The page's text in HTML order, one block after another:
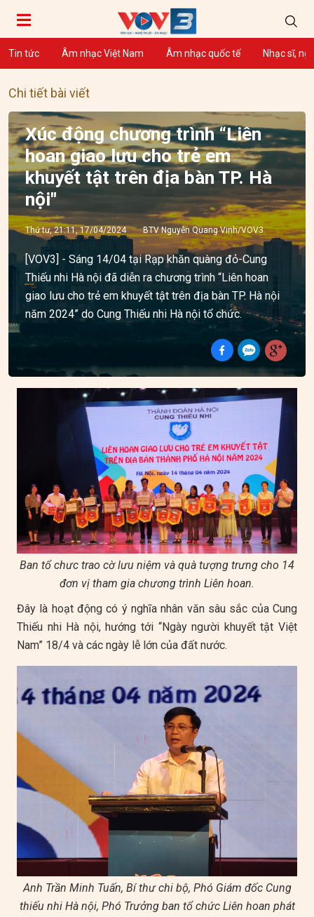
Tin tức Âm nhạc Việt Nam Âm nhạc quốc tế Nhạc sĩ,
Chi tiết bài viết
Xúc động chương trình “Liên
hoan giao lưu cho trẻ em
khuyết tật trên địa bàn TP. Hà
nội"
Thứ tư, 21:11, 17/04/2024 BTV Nguyễn Quang Vinh/VOV3
[VOV3] - Sáng 14/04 tại Rạp khăn quàng đỏ-Cung
Thiếu nhi Hà nội đã diễn ra chương trình “Liên hoan
giao lưu cho trẻ em khuyết tật trên địa bàn TP. Hà nội
năm 2024” do Cung Thiếu nhi Hà nội tổ chức.
Ban tổ chưc trao cờ lưu niệm và quà tượng trưng cho 14
đơn vị tham gia chương trình Liên hoan.
Đây là hoạt động có ý nghĩa nhân văn sâu sắc của Cung
Thiếu nhi Hà nội, hướng tới “Ngày người khuyết tật Việt
Nam” 18/4 và các ngày lễ lớn của đất nước.
Anh Trần Minh Tuấn, Bí thư chi bộ, Phó Giám đốc Cung
thiếu nhi Hà nội, Phó Trưởng ban tổ chức Liên hoan phát